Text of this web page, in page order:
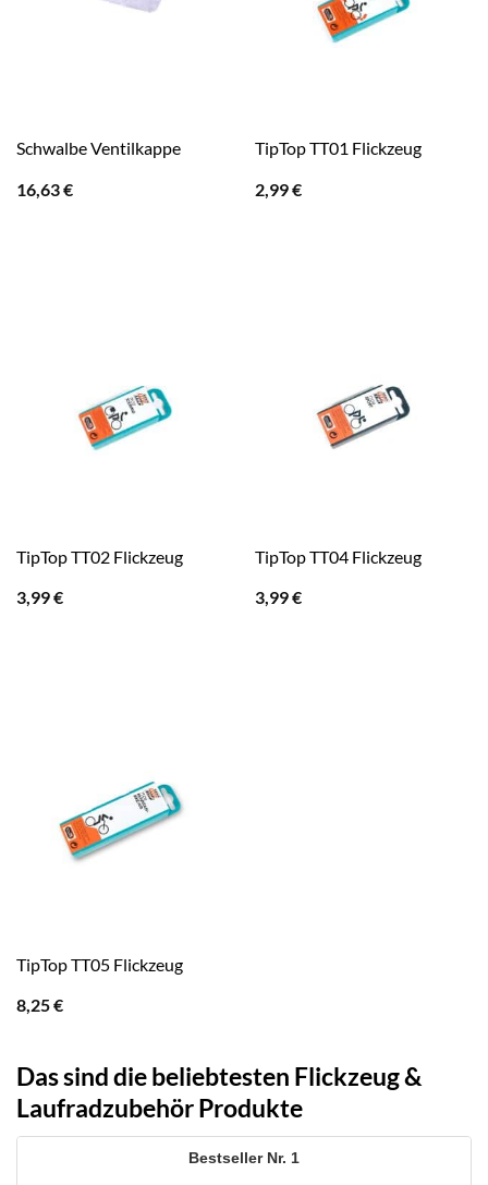
Schwalbe Ventilkappe
16,63€
TipTop TT01 Flickzeug
2,99€
TipTop TT02 Flickzeug
3,99€
TipTop TT04 Flickzeug
3,99€
TipTop TT05 Flickzeug
8,25€
Das sind die beliebtesten Flickzeug &
Laufradzubehör Produkte
1